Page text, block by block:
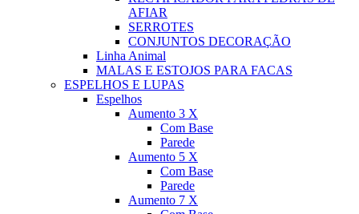
AFIAR
SERROTES
CONJUNTOS DECORAÇÃO
Linha Animal
MALAS E ESTOJOS PARA FACAS
ESPELHOS E LUPAS
Espelhos
Aumento 3 X
Com Base
Parede
Aumento 5 X
Com Base
Parede
Aumento 7 X